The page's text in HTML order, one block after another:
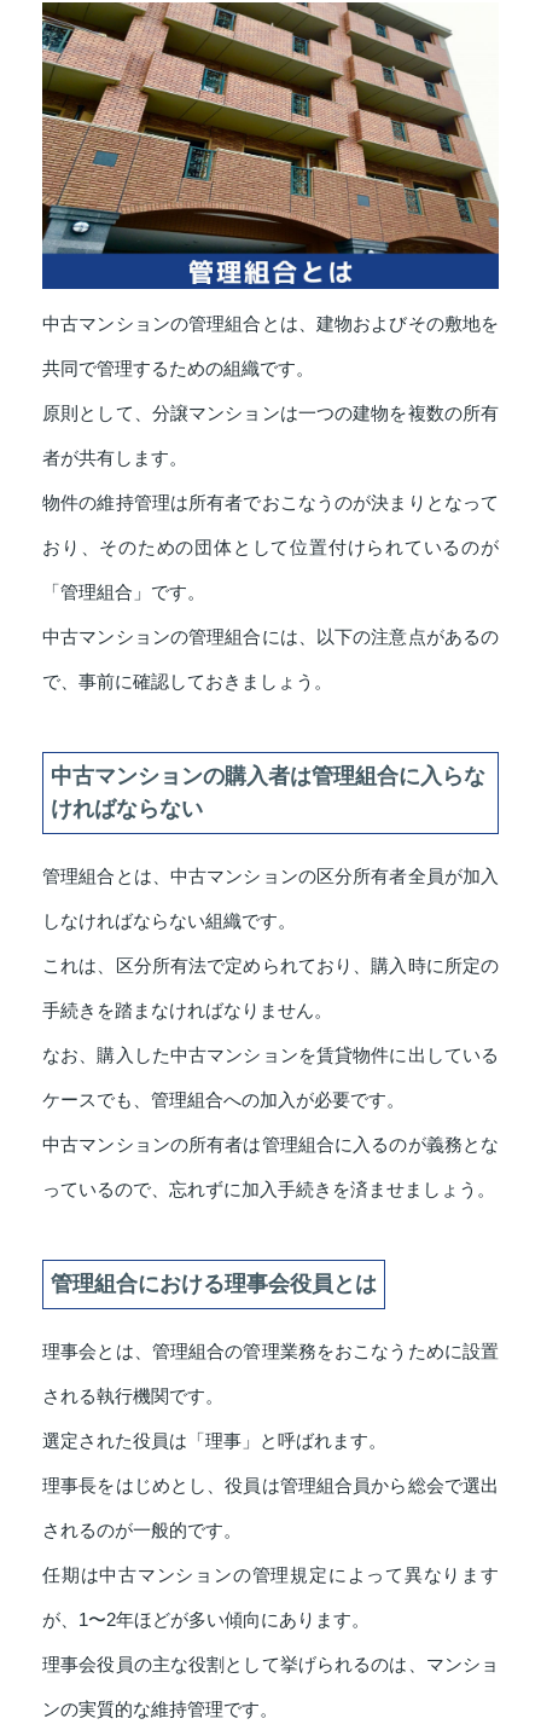
中古マンションの管理組合とは、建物およびその敷地を
共同で管理するための組織です。
原則として、分譲マンションは一つの建物を複数の所有
者が共有します。
物件の維持管理は所有者でおこなうのが決まりとなって
おり、そのための団体として位置付けられているのが
「管理組合」です。
中古マンションの管理組合には、以下の注意点があるの
で、事前に確認しておきましょう。
中古マンションの購入者は管理組合に入らな
ければならない
管理組合とは、中古マンションの区分所有者全員が加入
しなければならない組織です。
これは、区分所有法で定められており、購入時に所定の
手続きを踏まなければなりません。
なお、購入した中古マンションを賃貸物件に出している
ケースでも、管理組合への加入が必要です。
中古マンションの所有者は管理組合に入るのが義務とな
っているので、忘れずに加入手続きを済ませましょう。
管理組合における理事会役員とは
理事会とは、管理組合の管理業務をおこなうために設置
される執行機関です。
選定された役員は「理事」と呼ばれます。
理事長をはじめとし、役員は管理組合員から総会で選出
されるのが一般的です。
任期は中古マンションの管理規定によって異なります
が、1〜2年ほどが多い傾向にあります。
理事会役員の主な役割として挙げられるのは、マンショ
ンの実質的な維持管理です。